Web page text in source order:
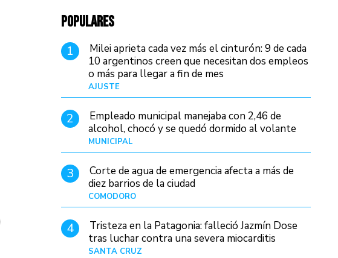
POPULARES
1
Milei aprieta cada vez más el cinturón: 9 de cada
10 argentinos creen que necesitan dos empleos
o más para llegar a fin de mes
AJUSTE
2
Empleado municipal manejaba con 2,46 de
alcohol, chocó y se quedó dormido al volante
MUNICIPAL
3
Corte de agua de emergencia afecta a más de
diez barrios de la ciudad
COMODORO
4
Tristeza en la Patagonia: falleció Jazmín Dose
tras luchar contra una severa miocarditis
SANTA CRUZ